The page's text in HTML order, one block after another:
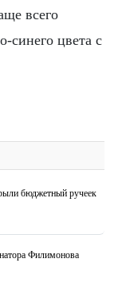
всего
синего цвета с
бюджетный ручеек
Филимонова